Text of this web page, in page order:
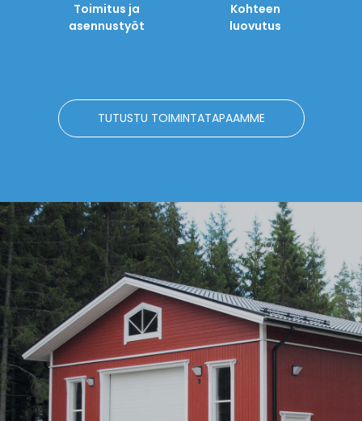
Toimitus ja
asennustyöt
Kohteen
luovutus
TUTUSTU TOIMINTATAPAAMME